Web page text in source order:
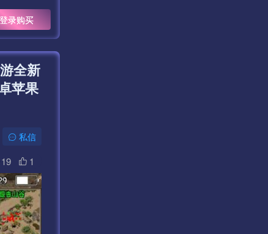
登录购买
全新
苹果
私信
19 1